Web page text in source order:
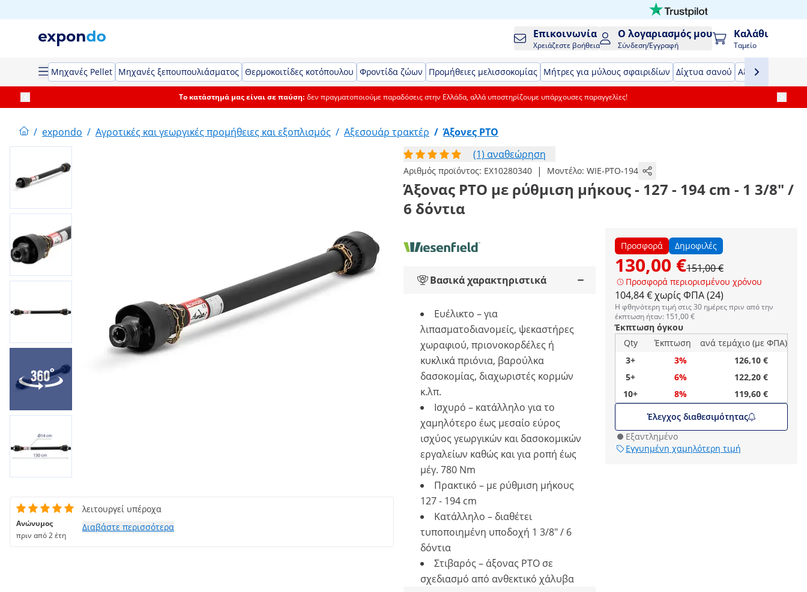
Επικοινωνία
Χρειάζεστε βοήθεια
Ο λογαριασμός μου
Σύνδεση/Εγγραφή
Καλάθι
Ταμείο
Μηχανές Pellet Μηχανές ξεπουπουλιάσματος Θερμοκοιτίδες κοτόπουλου Φροντίδα ζώων Προμήθειες μελισσοκομίας Μήτρες για μύλους σφαιριδίων Δίχτυα σανού Αξεσουάρ
Το κατάστημά μας είναι σε παύση: δεν πραγματοποιούμε παραδόσεις στην Ελλάδα, αλλά υποστηρίζουμε υπάρχουσες παραγγελίες!
/ expondo / Αγροτικές και γεωργικές προμήθειες και εξοπλισμός / Αξεσουάρ τρακτέρ / Άξονες PTO
(1) αναθεώρηση
Αριθμός προϊόντος: EX10280340 | Μοντέλο: WIE-PTO-194
Άξονας PTO με ρύθμιση μήκους - 127 - 194 cm - 1 3/8" /
6 δόντια
Προσφορά Δημοφιλές
130,00 €151,00 €
Προσφορά περιορισμένου χρόνου
104,84 € χωρίς ΦΠΑ (24)
Η φθηνότερη τιμή στις 30 ημέρες πριν από την
έκπτωση ήταν: 151,00 €
Έκπτωση όγκου
Qty
Έκπτωση
ανά τεμάχιο (με ΦΠΑ)
3+
3%
126,10 €
5+
6%
122,20 €
10+
8%
119,60 €
Έλεγχος διαθεσιμότητας
Εξαντλημένο
Εγγυημένη χαμηλότερη τιμή
Βασικά χαρακτηριστικά
Ευέλικτο – για
λιπασματοδιανομείς, ψεκαστήρες
χωραφιού, πριονοκορδέλες ή
κυκλικά πριόνια, βαρούλκα
δασοκομίας, διαχωριστές κορμών
κ.λπ.
Ισχυρό – κατάλληλο για το
χαμηλότερο έως μεσαίο εύρος
ισχύος γεωργικών και δασοκομικών
εργαλείων καθώς και για ροπή έως
μέγ. 780 Nm
Πρακτικό – με ρύθμιση μήκους
127 - 194 cm
Κατάλληλο – διαθέτει
τυποποιημένη υποδοχή 1 3/8" / 6
δόντια
Στιβαρός – άξονας PTO σε
σχεδιασμό από ανθεκτικό χάλυβα
Ανώνυμος
πριν από 2 έτη
λειτουργεί υπέροχα
Διαβάστε περισσότερα